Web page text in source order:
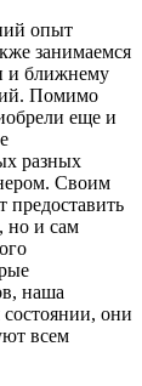
опыт
занимаемся
и ближнему
Помимо
еще и
разных
Своим
предоставить
но и сам
наша
они
всем